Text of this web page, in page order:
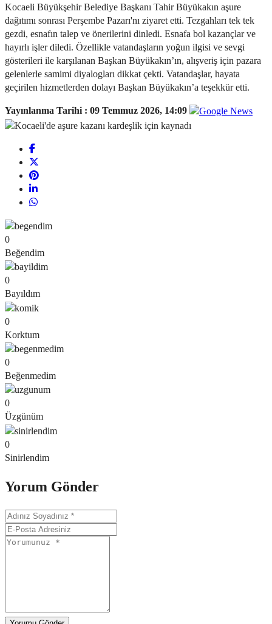
Kocaeli Büyükşehir Belediye Başkanı Tahir Büyükakın aşure
dağıtımı sonrası Perşembe Pazarı'nı ziyaret etti. Tezgahları tek tek
gezdi, esnafın talep ve önerilerini dinledi. Esnafa bol kazançlar ve
hayırlı işler diledi. Özellikle vatandaşların yoğun ilgisi ve sevgi
gösterileri ile karşılanan Başkan Büyükakın’ın, alışveriş için pazara
gelenlerle samimi diyalogları dikkat çekti. Vatandaşlar, hayata
geçirilen hizmetlerden dolayı Başkan Büyükakın’a teşekkür etti.
Yayınlanma Tarihi : 09 Temmuz 2026, 14:09
0
Beğendim
0
Bayıldım
0
Korktum
0
Beğenmedim
0
Üzgünüm
0
Sinirlendim
Yorum Gönder